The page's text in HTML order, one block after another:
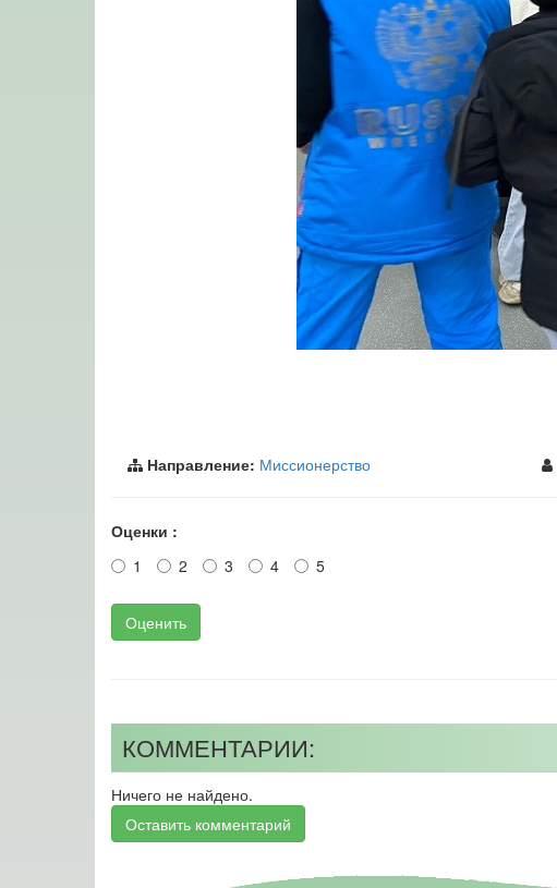
Направление: Миссионерство
Оценки :
1
2 3 4 5
Оценить
КОММЕНТАРИИ:
Ничего не найдено.
Оставить комментарий